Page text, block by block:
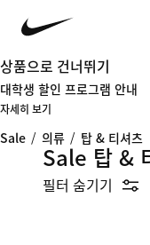
상품으로 건너뛰기
대학생 할인 프로그램 안내
자세히 보기
Sale / 의류 / 탑 & 티셔츠
Sale 탑 &
필터 숨기기